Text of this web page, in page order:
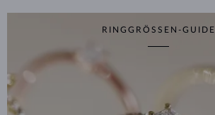
RINGGRÖSSEN-GUIDE